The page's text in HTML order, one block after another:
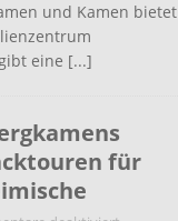
und Kamen bietet
eine [...]
für